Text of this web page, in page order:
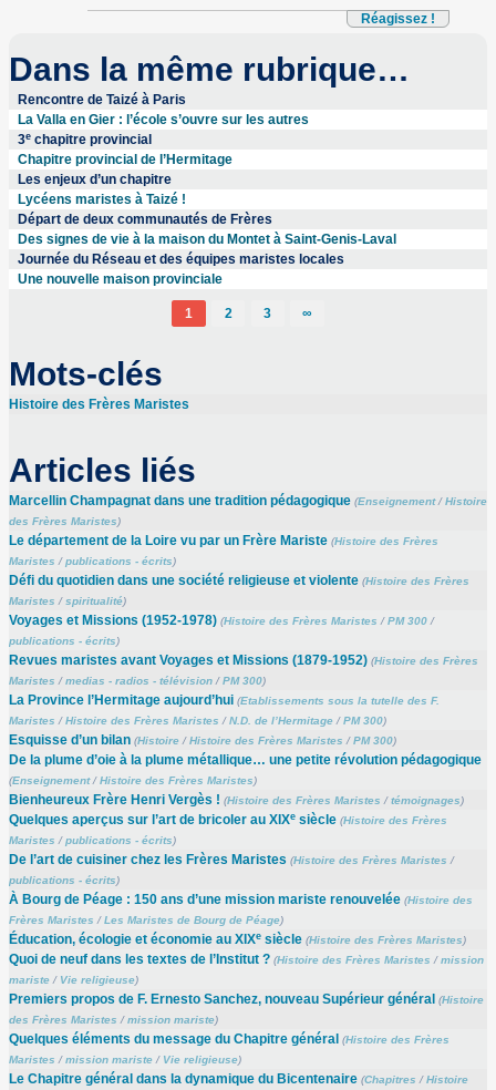
Réagissez !
Dans la même rubrique…
Rencontre de Taizé à Paris
La Valla en Gier : l’école s’ouvre sur les autres
3echapitre provincial
Chapitre provincial de l’Hermitage
Les enjeux d’un chapitre
Lycéens maristes à Taizé !
Départ de deux communautés de Frères
Des signes de vie à la maison du Montet à Saint-Genis-Laval
Journée du Réseau et des équipes maristes locales
Une nouvelle maison provinciale
1 2 3 ∞
Mots-clés
Histoire des Frères Maristes
Articles liés
Marcellin Champagnat dans une tradition pédagogique (Enseignement/Histoire
des Frères Maristes)
Le département de la Loire vu par un Frère Mariste (Histoire des Frères
Maristes /publications - écrits)
Défi du quotidien dans une société religieuse et violente (Histoire des Frères
Maristes /spiritualité)
Voyages et Missions (1952-1978) (Histoire des Frères Maristes /PM 300/
publications - écrits)
Revues maristes avant Voyages et Missions (1879-1952) (Histoire des Frères
Maristes /medias - radios - télévision/PM 300)
La Province l’Hermitage aujourd’hui (Etablissements sous la tutelle des F.
Maristes /Histoire des Frères Maristes /N.D. de l’Hermitage/PM 300)
Esquisse d’un bilan (Histoire/Histoire des Frères Maristes /PM 300)
De la plume d’oie à la plume métallique… une petite révolution pédagogique
(Enseignement/Histoire des Frères Maristes)
Bienheureux Frère Henri Vergès ! (Histoire des Frères Maristes /témoignages)
Quelques aperçus sur l’art de bricoler au XIXesiècle (Histoire des Frères
Maristes /publications - écrits)
De l’art de cuisiner chez les Frères Maristes (Histoire des Frères Maristes /
publications - écrits)
À Bourg de Péage : 150 ans d’une mission mariste renouvelée (Histoire des
Frères Maristes /Les Maristes de Bourg de Péage)
Éducation, écologie et économie au XIXesiècle (Histoire des Frères Maristes)
Quoi de neuf dans les textes de l’Institut ? (Histoire des Frères Maristes /mission
mariste/ Vie religieuse)
Premiers propos de F. Ernesto Sanchez, nouveau Supérieur général (Histoire
des Frères Maristes /mission mariste)
Quelques éléments du message du Chapitre général (Histoire des Frères
Maristes /mission mariste/ Vie religieuse)
Le Chapitre général dans la dynamique du Bicentenaire (Chapitres /Histoire